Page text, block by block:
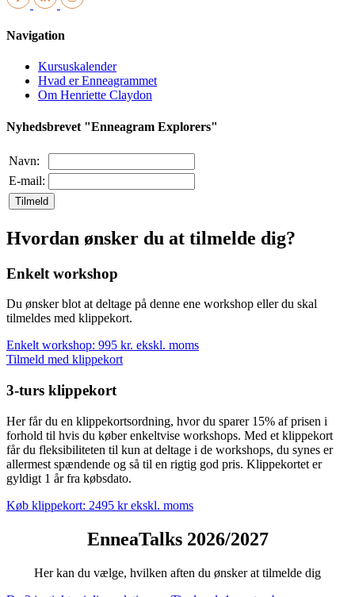
Navigation
Kursuskalender
Hvad er Enneagrammet
Om Henriette Claydon
Nyhedsbrevet "Enneagram Explorers"
Navn:
E-mail:
Tilmeld
Hvordan ønsker du at tilmelde dig?
Enkelt workshop
Du ønsker blot at deltage på denne ene workshop eller du skal
tilmeldes med klippekort.
Enkelt workshop: 995 kr. ekskl. moms
Tilmeld med klippekort
3-turs klippekort
Her får du en klippekortsordning, hvor du sparer 15% af prisen i
forhold til hvis du køber enkeltvise workshops. Med et klippekort
får du fleksibiliteten til kun at deltage i de workshops, du synes er
allermest spændende og så til en rigtig god pris. Klippekortet er
gyldigt 1 år fra købsdato.
Køb klippekort: 2495 kr ekskl. moms
EnneaTalks 2026/2027
Her kan du vælge, hvilken aften du ønsker at tilmelde dig